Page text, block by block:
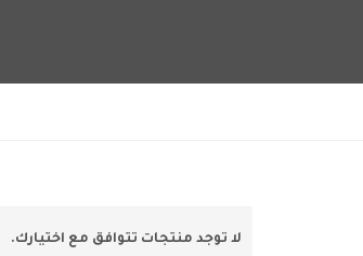
لا توجد منتجات تتوافق مع اختيارك.